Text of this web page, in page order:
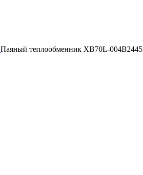
Паяный теплообменник XB70L-004B2445